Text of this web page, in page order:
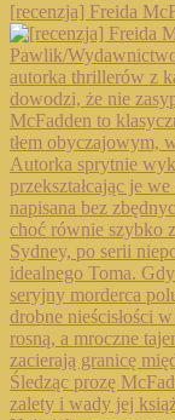
[recenzja] Freida